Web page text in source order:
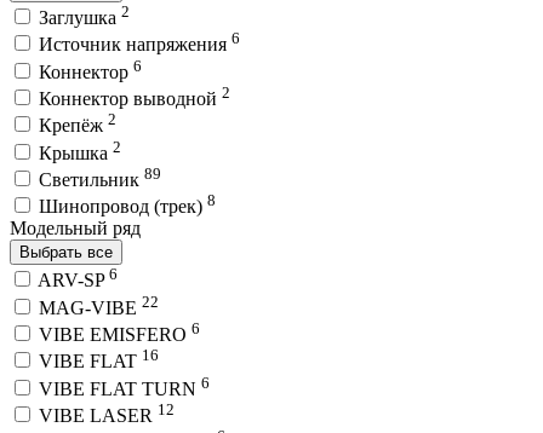
Заглушка 2
Источник напряжения 6
Коннектор 6
Коннектор выводной 2
Крепёж 2
Крышка 2
Светильник 89
Шинопровод (трек) 8
Модельный ряд
Выбрать все
ARV-SP 6
MAG-VIBE 22
VIBE EMISFERO 6
VIBE FLAT 16
VIBE FLAT TURN 6
VIBE LASER 12